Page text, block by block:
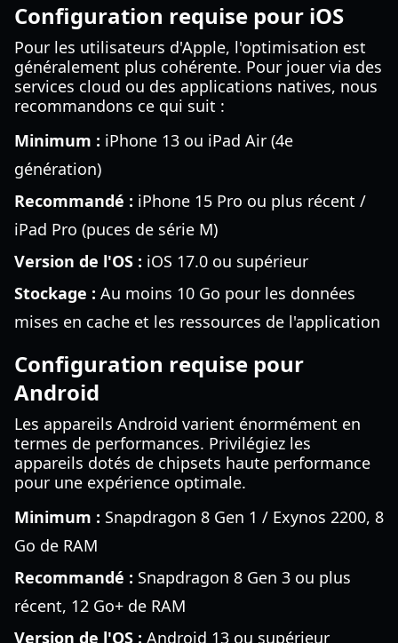
Configuration requise pour iOS
Pour les utilisateurs d'Apple, l'optimisation est
généralement plus cohérente. Pour jouer via des
services cloud ou des applications natives, nous
recommandons ce qui suit :
Minimum : iPhone 13 ou iPad Air (4e
génération)
Recommandé : iPhone 15 Pro ou plus récent /
iPad Pro (puces de série M)
Version de l'OS : iOS 17.0 ou supérieur
Stockage : Au moins 10 Go pour les données
mises en cache et les ressources de l'application
Configuration requise pour
Android
Les appareils Android varient énormément en
termes de performances. Privilégiez les
appareils dotés de chipsets haute performance
pour une expérience optimale.
Minimum : Snapdragon 8 Gen 1 / Exynos 2200, 8
Go de RAM
Recommandé : Snapdragon 8 Gen 3 ou plus
récent, 12 Go+ de RAM
Version de l'OS : Android 13 ou supérieur